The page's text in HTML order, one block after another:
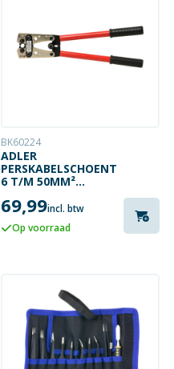
BK60224
ADLER
PERSKABELSCHOENTANG
6 T/M 50MM²
69,99incl. btw
Op voorraad